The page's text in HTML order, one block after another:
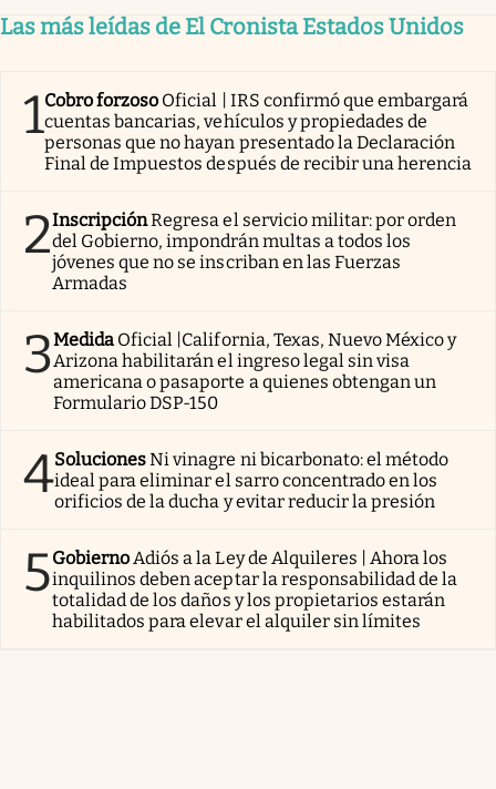
Las más leídas de El Cronista Estados Unidos
1Cobro forzoso Oficial | IRS confirmó que embargará
cuentas bancarias, vehículos y propiedades de
personas que no hayan presentado la Declaración
Final de Impuestos después de recibir una herencia
2InscripciónRegresa el servicio militar: por orden
del Gobierno, impondrán multas a todos los
jóvenes que no se inscriban en las Fuerzas
Armadas
3Medida Oficial |California, Texas, Nuevo México y
Arizona habilitarán el ingreso legal sin visa
americana o pasaporte a quienes obtengan un
Formulario DSP-150
4SolucionesNi vinagre ni bicarbonato: el método
ideal para eliminar el sarro concentrado en los
orificios de la ducha y evitar reducir la presión
5GobiernoAdiós a la Ley de Alquileres | Ahora los
inquilinos deben aceptar la responsabilidad de la
totalidad de los daños y los propietarios estarán
habilitados para elevar el alquiler sin límites